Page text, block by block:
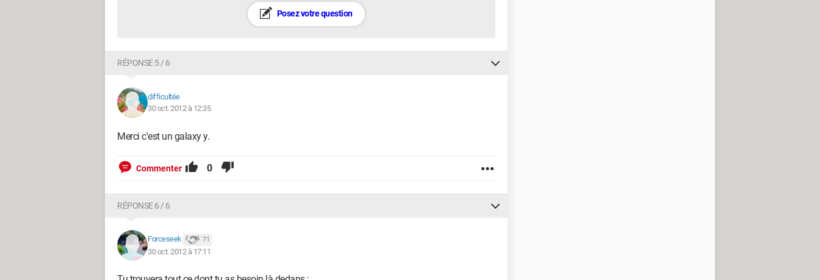
Posez votre question
RÉPONSE 5 / 6
difficultée
30 oct. 2012 à 12:35
Merci c'est un galaxy y.
Commenter 0
RÉPONSE 6 / 6
Forceseek 71
30 oct. 2012 à 17:11